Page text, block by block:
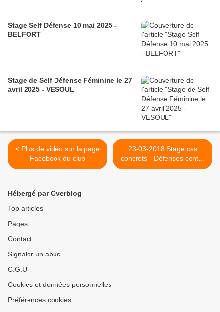
Stage Self Défense 10 mai 2025 -
BELFORT
Stage de Self Défense Féminine le 27
avril 2025 - VESOUL
< Plus de vidéo sur la page
Facebook du club
23-03-2018 Stage cas
concrets - Défenses contre
agressions >
Hébergé par Overblog
Top articles
Pages
Contact
Signaler un abus
C.G.U.
Cookies et données personnelles
Préférences cookies